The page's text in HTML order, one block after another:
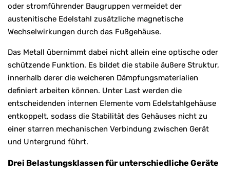
oder stromführender Baugruppen vermeidet der
austenitische Edelstahl zusätzliche magnetische
Wechselwirkungen durch das Fußgehäuse.
Das Metall übernimmt dabei nicht allein eine optische oder
schützende Funktion. Es bildet die stabile äußere Struktur,
innerhalb derer die weicheren Dämpfungsmaterialien
definiert arbeiten können. Unter Last werden die
entscheidenden internen Elemente vom Edelstahlgehäuse
entkoppelt, sodass die Stabilität des Gehäuses nicht zu
einer starren mechanischen Verbindung zwischen Gerät
und Untergrund führt.
Drei Belastungsklassen für unterschiedliche Geräte